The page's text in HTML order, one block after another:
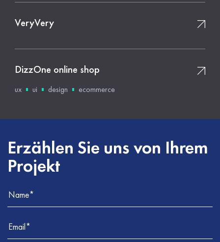
VeryVery
DizzOne online shop
ux ui design ecommerce
Erzählen Sie uns von Ihrem
Projekt